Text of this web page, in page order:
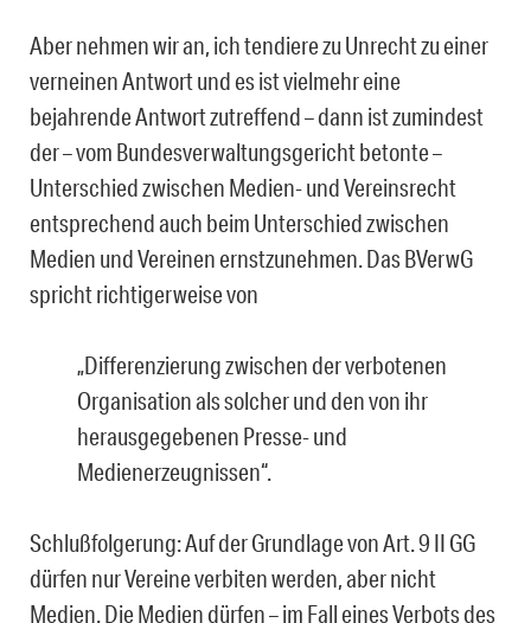
Aber nehmen wir an, ich tendiere zu Unrecht zu einer
verneinen Antwort und es ist vielmehr eine
bejahrende Antwort zutreffend – dann ist zumindest
der – vom Bundesverwaltungsgericht betonte –
Unterschied zwischen Medien- und Vereinsrecht
entsprechend auch beim Unterschied zwischen
Medien und Vereinen ernstzunehmen. Das BVerwG
spricht richtigerweise von
„Differenzierung zwischen der verbotenen
Organisation als solcher und den von ihr
herausgegebenen Presse- und
Medienerzeugnissen“.
Schlußfolgerung: Auf der Grundlage von Art. 9 II GG
dürfen nur Vereine verbiten werden, aber nicht
Medien. Die Medien dürfen – im Fall eines Verbots des